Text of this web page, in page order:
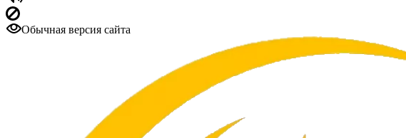
Обычная версия сайта